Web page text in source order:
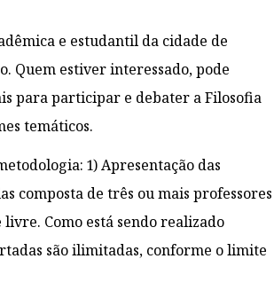
e estudantil da cidade de
Quem estiver interessado, pode
para participar e debater a Filosofia
temáticos.
1) Apresentação das
composta de três ou mais professores
livre. Como está sendo realizado
são ilimitadas, conforme o limite